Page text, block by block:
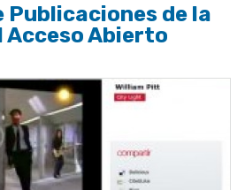
Publicaciones de la
Acceso Abierto